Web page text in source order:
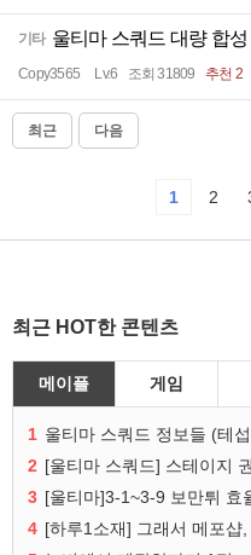
기타 울티마 스쿼드 대량 합성
Copy3565 Lv.6 조회 31809 추천 2
최근 다음
1 2
최근 HOT한 콘텐츠
메이플 게임
1 울티마 스쿼드 정보들 (테
2
3 [울티마]3-1~3-9 보만튀 효
4 [하루1소재] 그래서 메포샵